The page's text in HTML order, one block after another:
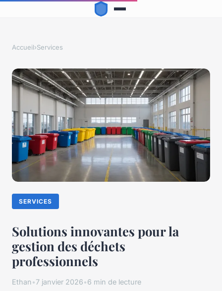
Accueil›Services
SERVICES
Solutions innovantes pour la
gestion des déchets
professionnels
Ethan•7 janvier 2026•6 min de lecture